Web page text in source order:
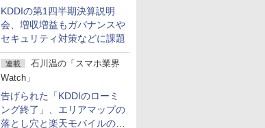
KDDIの第1四半期決算説明
会、増収増益もガバナンスや
セキュリティ対策などに課題
連載
石川温の「スマホ業界
Watch」
告げられた「KDDIのローミ
ング終了」、エリアマップの
落とし穴と楽天モバイルの課